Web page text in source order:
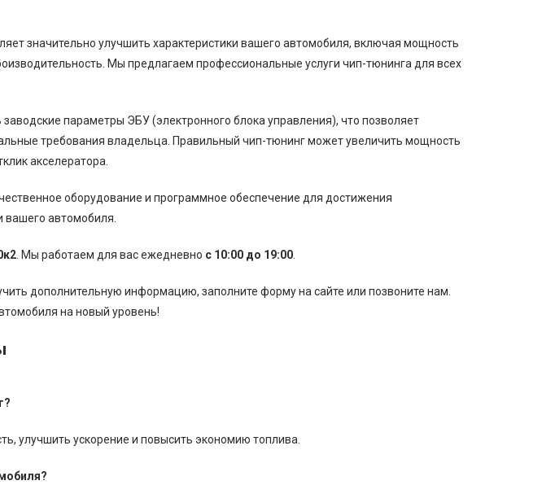
значительно улучшить характеристики вашего автомобиля, включая мощность
Мы предлагаем профессиональные услуги чип-тюнинга для всех
параметры ЭБУ (электронного блока управления), что позволяет
требования владельца. Правильный чип-тюнинг может увеличить мощность
акселератора.
оборудование и программное обеспечение для достижения
автомобиля.
. Мы работаем для вас ежедневно с 10:00 до 19:00.
дополнительную информацию, заполните форму на сайте или позвоните нам.
на новый уровень!
улучшить ускорение и повысить экономию топлива.